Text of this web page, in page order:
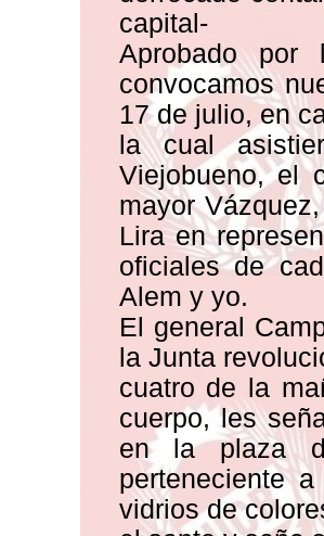
capital-
Aprobado
convocamos
17 de julio, en
la cual
Viejobueno, el
mayor
Lira en
oficiales de
Alem y yo.
El general
la Junta
cuatro de la
cuerpo, les
en la plaza
perteneciente
vidrios de